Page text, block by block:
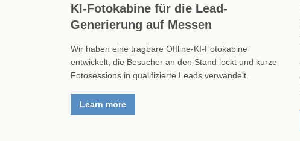
KI-Fotokabine für die Lead-
Generierung auf Messen
Wir haben eine tragbare Offline-KI-Fotokabine
entwickelt, die Besucher an den Stand lockt und kurze
Fotosessions in qualifizierte Leads verwandelt.
Learn more